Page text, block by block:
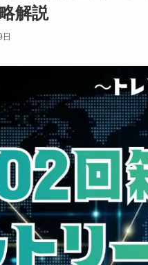
解説